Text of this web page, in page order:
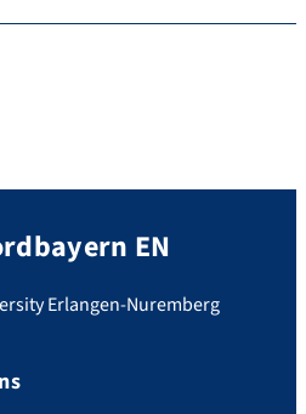
EN
Erlangen-Nuremberg